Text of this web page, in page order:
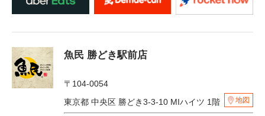
魚民 勝どき駅前店
〒104-0054
東京都 中央区 勝どき3-3-10 MIハイツ 1階
地図